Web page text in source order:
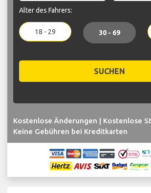
Alter des Fahrers:
18 - 29 30 - 69
SUCHEN
Kostenlose Änderungen | Kostenlose
Keine Gebühren bei Kreditkarten